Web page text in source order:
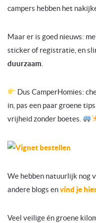
campers hebben het
Maar er is goed nieuws:
sticker of registratie, en
duurzaam
Dus CamperHomies:
in, pas een paar groene
vrijheid zonder boetes.
We hebben natuurlijk nog
andere blogs envind je
Veel veilige én groene